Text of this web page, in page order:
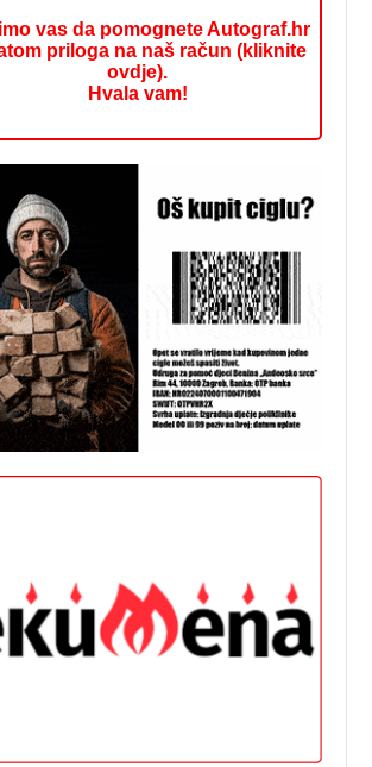
vas da pomognete Autograf.hr
priloga na naš račun (kliknite
ovdje).
Hvala vam!